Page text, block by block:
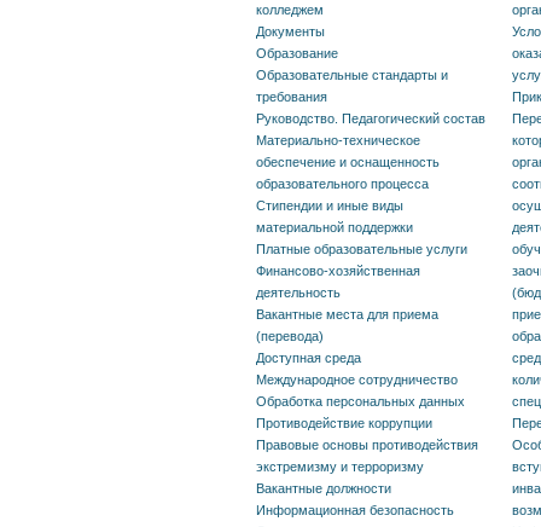
мест
колледжем
Документы
Образование
Образовательные стандарты и
требования
Руководство. Педагогический состав
Материально-техническое
обеспечение и оснащенность
образовательного процесса
Стипендии и иные виды
материальной поддержки
Платные образовательные услуги
Финансово-хозяйственная
деятельность
Вакантные места для приема
(перевода)
Доступная среда
Международное сотрудничество
Обработка персональных данных
Противодействие коррупции
Правовые основы противодействия
экстремизму и терроризму
Вакантные должности
Информационная безопасность